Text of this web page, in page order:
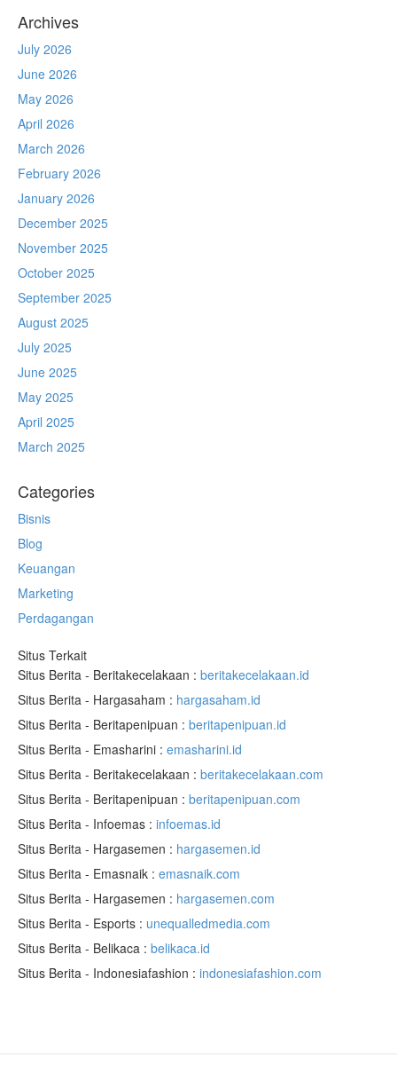
Archives
July 2026
June 2026
May 2026
April 2026
March 2026
February 2026
January 2026
December 2025
November 2025
October 2025
September 2025
August 2025
July 2025
June 2025
May 2025
April 2025
March 2025
Categories
Bisnis
Blog
Keuangan
Marketing
Perdagangan
Situs Terkait
Situs Berita - Beritakecelakaan : beritakecelakaan.id
Situs Berita - Hargasaham : hargasaham.id
Situs Berita - Beritapenipuan : beritapenipuan.id
Situs Berita - Emasharini : emasharini.id
Situs Berita - Beritakecelakaan : beritakecelakaan.com
Situs Berita - Beritapenipuan : beritapenipuan.com
Situs Berita - Infoemas : infoemas.id
Situs Berita - Hargasemen : hargasemen.id
Situs Berita - Emasnaik : emasnaik.com
Situs Berita - Hargasemen : hargasemen.com
Situs Berita - Esports : unequalledmedia.com
Situs Berita - Belikaca : belikaca.id
Situs Berita - Indonesiafashion : indonesiafashion.com